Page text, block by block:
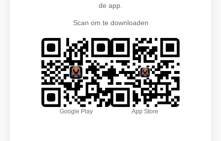
de app.
Scan om te downloaden
Google Play App Store